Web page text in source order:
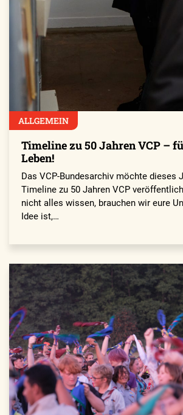
ALLGEMEIN
Timeline zu 50 Jahren VCP –
Leben!
Das VCP-Bundesarchiv möchte dieses
Timeline zu 50 Jahren VCP
nicht alles wissen, brauchen wir eure
Idee ist,…